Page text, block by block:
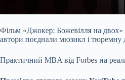
Фільм «Джокер: Божевілля на двох»
автори поєднали мюзикл і тюремну
Практичний МBA від Forbes на